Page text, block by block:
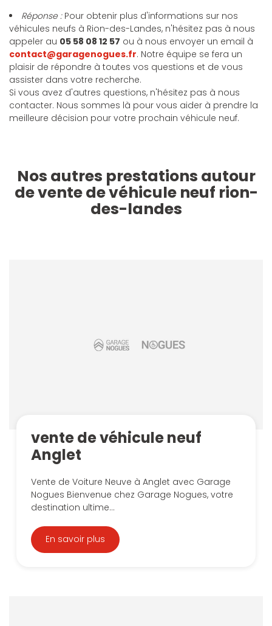
Réponse :Pour obtenir plus d'informations sur nos
véhicules neufs à Rion-des-Landes, n'hésitez pas à nous
appeler au 05 58 08 12 57 ou à nous envoyer un email à
contact@garagenogues.fr. Notre équipe se fera un
plaisir de répondre à toutes vos questions et de vous
assister dans votre recherche.
Si vous avez d'autres questions, n'hésitez pas à nous
contacter. Nous sommes là pour vous aider à prendre la
meilleure décision pour votre prochain véhicule neuf.
Nos autres prestations autour
de vente de véhicule neuf rion-
des-landes
vente de véhicule neuf
Anglet
Vente de Voiture Neuve à Anglet avec Garage
Nogues Bienvenue chez Garage Nogues, votre
destination ultime...
En savoir plus